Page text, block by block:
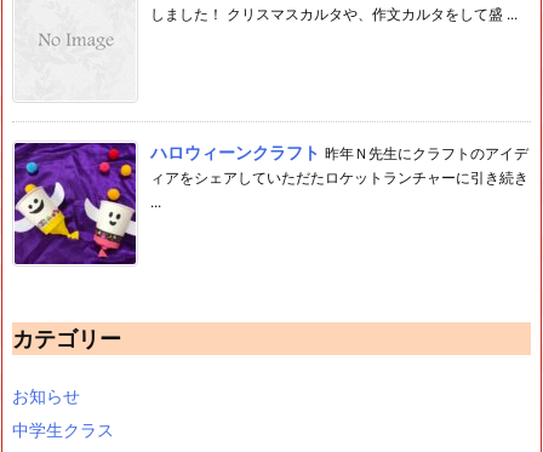
しました！ クリスマスカルタや、作文カルタをして盛 ...
ハロウィーンクラフト 昨年Ｎ先生にクラフトのアイデ
ィアをシェアしていただたロケットランチャーに引き続き
...
カテゴリー
お知らせ
中学生クラス